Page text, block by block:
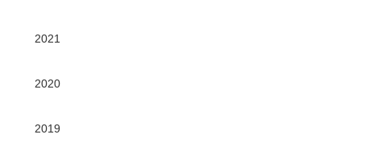
2021
2020
2019